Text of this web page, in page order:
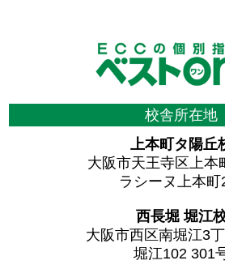
校舎所在地
上本町タ陽丘
大阪市天王寺区上本
ラシーヌ上本町
西長堀 堀江
大阪市西区南堀江3
堀江102 301